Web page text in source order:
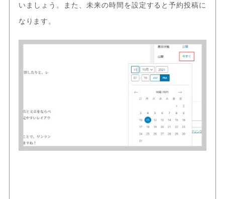
いましょう。また、未来の時間を設定すると予約投稿に
なります。